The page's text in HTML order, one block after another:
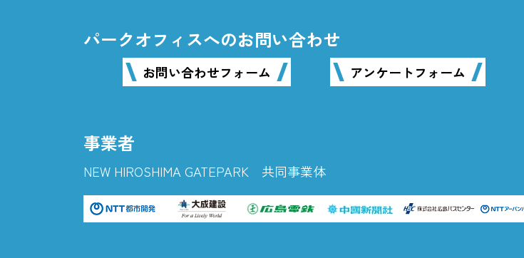
パークオフィスへのお問い合わせ
お問い合わせフォーム アンケートフォーム
事業者
NEW HIROSHIMA GATEPARK 共同事業体